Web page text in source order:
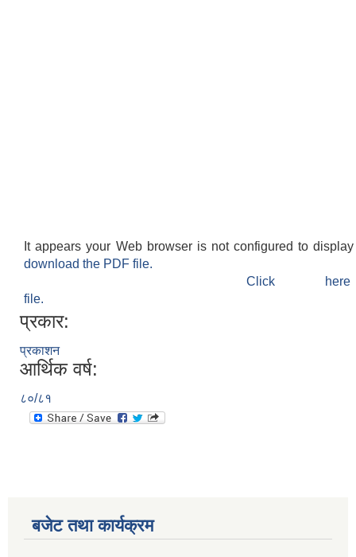
It appears your Web browser is not configured to
download the PDF file.
Click
file.
प्रकार:
प्रकाशन
आर्थिक वर्ष:
८०/८१
बजेट तथा कार्यक्रम